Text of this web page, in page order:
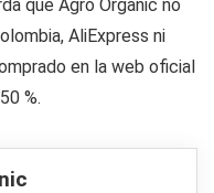
que Agro Organic no
AliExpress ni
en la web oficial
%.